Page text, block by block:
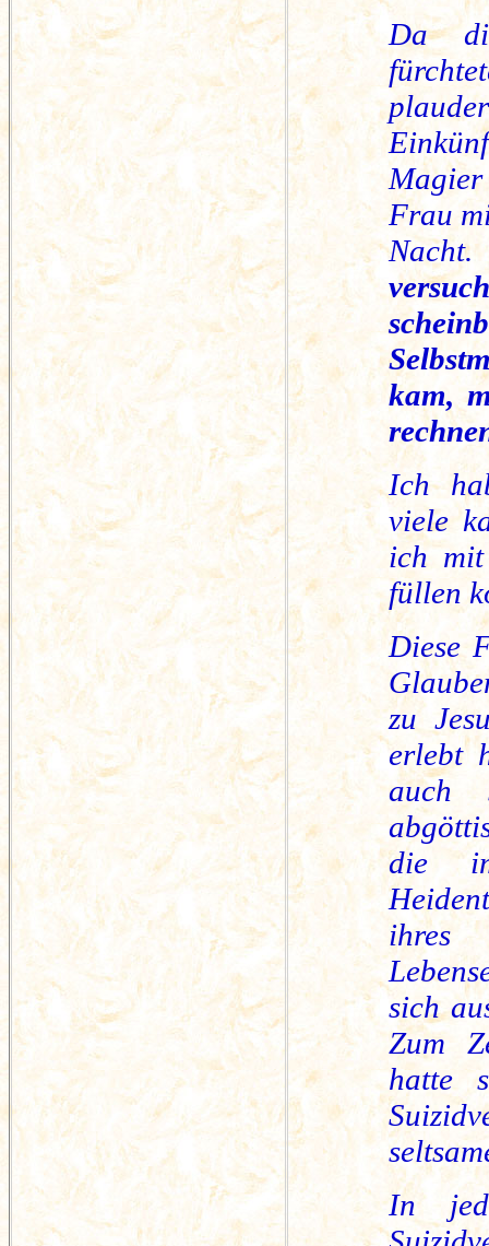
Da
Magier
Frau
kam,
Ich
viele
ich
füllen
Diese
zu
erlebt
auch
die
ihres
sich
Zum
hatte
In